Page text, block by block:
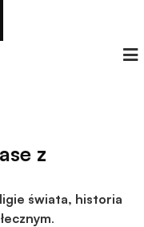
z
świata, historia
.